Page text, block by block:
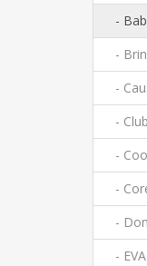
-
-
-
-
-
-
-
-